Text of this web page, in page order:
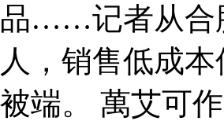
品……记者从合
人，销售低成
被端。 萬艾可